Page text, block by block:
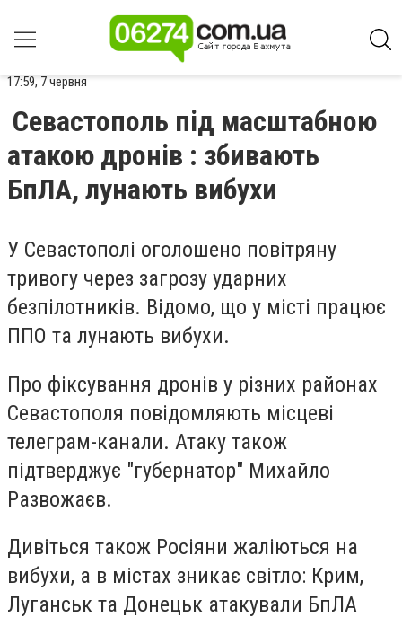
17:59, 7 червня
Севастополь під масштабною
атакою дронів : збивають
БпЛА, лунають вибухи
У Севастополі оголошено повітряну
тривогу через загрозу ударних
безпілотників. Відомо, що у місті працює
ППО та лунають вибухи.
Про фіксування дронів у різних районах
Севастополя повідомляють місцеві
телеграм-канали. Атаку також
підтверджує "губернатор" Михайло
Развожаєв.
Дивіться також Росіяни жаліються на
вибухи, а в містах зникає світло: Крим,
Луганськ та Донецьк атакували БпЛА